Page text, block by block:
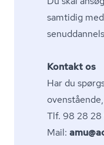
samtidig
Kontakt os
Har du
Tlf. 98 28 28
Mail: